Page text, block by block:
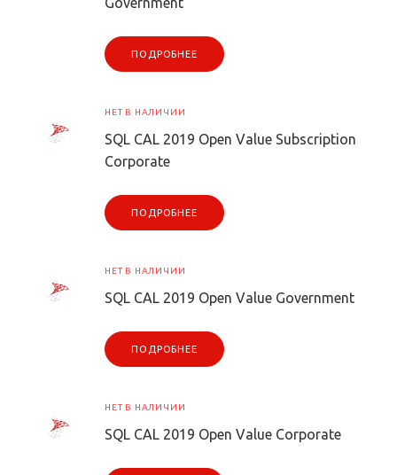
ПОДРОБНЕЕ
НЕТ В НАЛИЧИИ
SQL CAL 2019 Open Value Subscription
Corporate
ПОДРОБНЕЕ
НЕТ В НАЛИЧИИ
SQL CAL 2019 Open Value Government
ПОДРОБНЕЕ
НЕТ В НАЛИЧИИ
SQL CAL 2019 Open Value Corporate